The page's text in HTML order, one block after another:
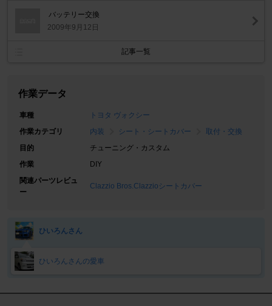
バッテリー交換
2009年9月12日
記事一覧
作業データ
車種
トヨタ ヴォクシー
作業カテゴリ
内装 シート・シートカバー
取付・交換
目的
チューニング・カスタム
作業
DIY
関連パーツレビュ
ー
Clazzio Bros.Clazzioシートカバー
ひいろんさん
ひいろんさんの愛車